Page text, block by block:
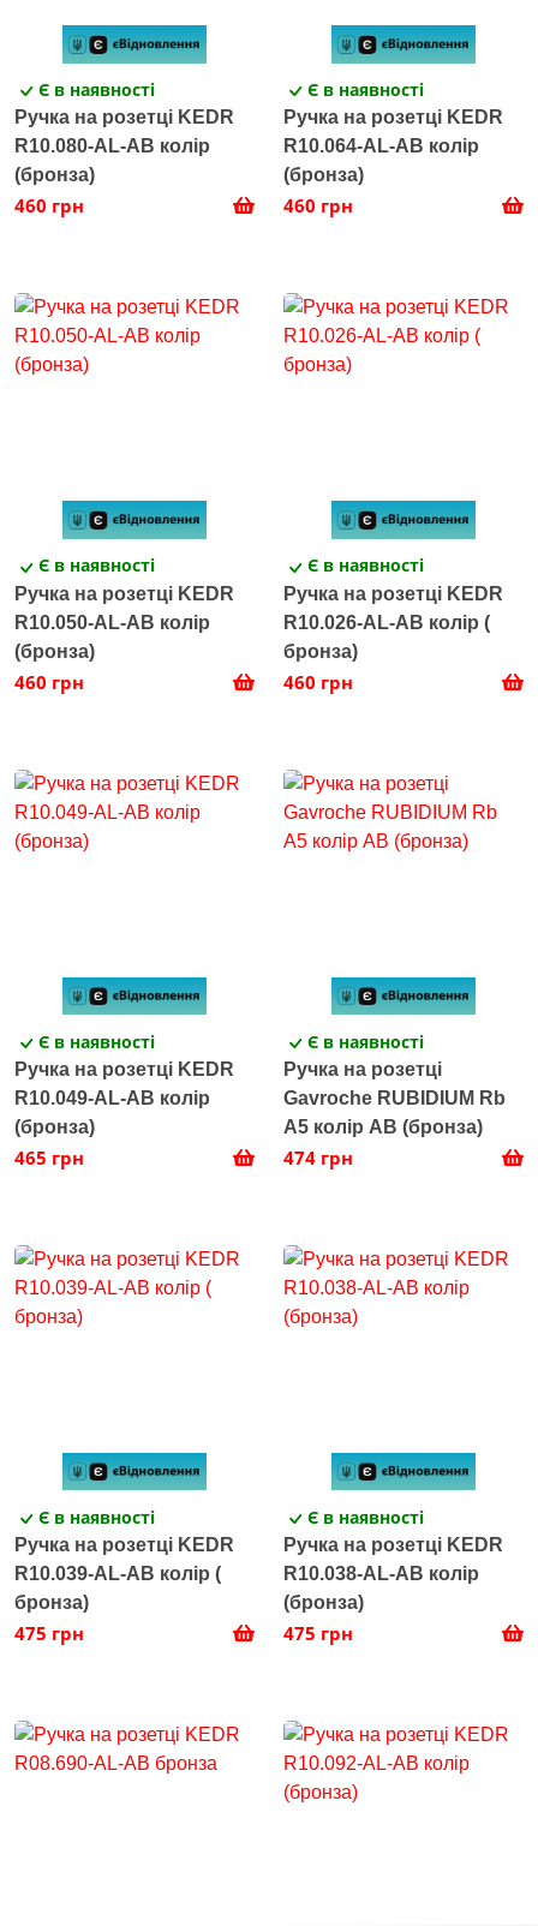
Є в наявності
Ручка на розетці KEDR
R10.080-AL-AB колір
(бронза)
460 грн
Є в наявності
Ручка на розетці KEDR
R10.064-AL-AB колір
(бронза)
460 грн
Є в наявності
Ручка на розетці KEDR
R10.050-AL-AB колір
(бронза)
460 грн
Є в наявності
Ручка на розетці KEDR
R10.026-AL-AB колір (
бронза)
460 грн
Є в наявності
Ручка на розетці KEDR
R10.049-AL-AB колір
(бронза)
465 грн
Є в наявності
Ручка на розетці
Gavroche RUBIDIUМ Rb
А5 колір AB (бронза)
474 грн
Є в наявності
Ручка на розетці KEDR
R10.039-AL-AB колір (
бронза)
475 грн
Є в наявності
Ручка на розетці KEDR
R10.038-AL-AB колір
(бронза)
475 грн